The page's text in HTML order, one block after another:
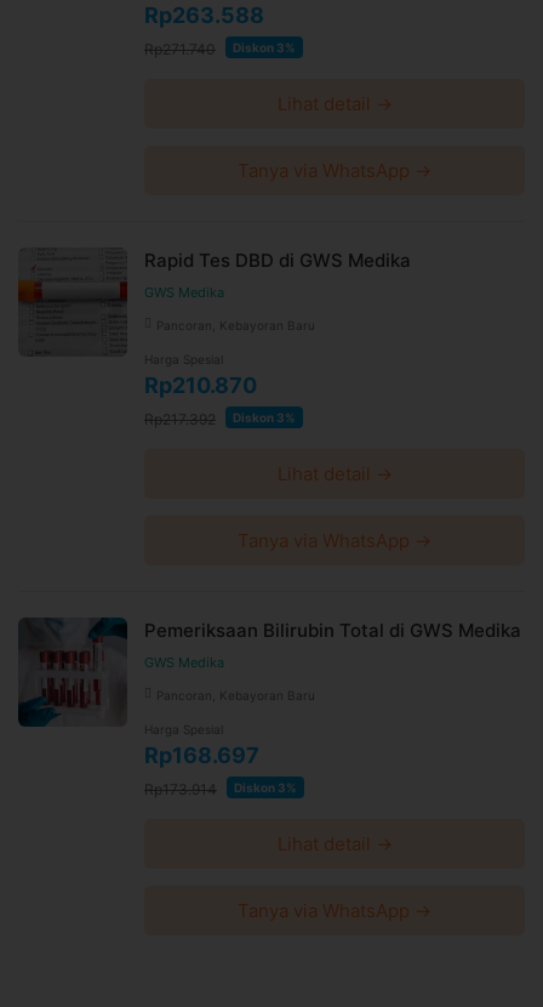
Rp263.588
Rp271.740 Diskon 3%
Lihat detail →
Tanya via WhatsApp →
Rapid Tes DBD di GWS Medika
GWS Medika
Pancoran, Kebayoran Baru
Harga Spesial
Rp210.870
Rp217.392 Diskon 3%
Lihat detail →
Tanya via WhatsApp →
Pemeriksaan Bilirubin Total di GWS Medika
GWS Medika
Pancoran, Kebayoran Baru
Harga Spesial
Rp168.697
Rp173.914 Diskon 3%
Lihat detail →
Tanya via WhatsApp →